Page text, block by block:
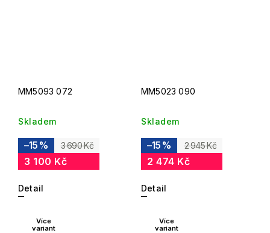
MM5093 072
Skladem
3 690 Kč
–15 %
3 100 Kč
Detail
MM5023 090
Skladem
2 945 Kč
–15 %
2 474 Kč
Detail
Více
variant
Více
variant